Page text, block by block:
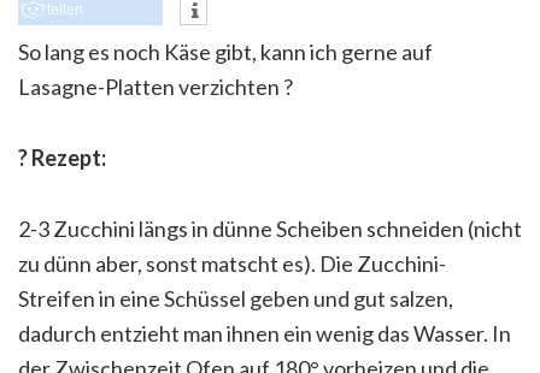
teilen
So lang es noch Käse gibt, kann ich gerne auf
Lasagne-Platten verzichten ?
? Rezept:
2-3 Zucchini längs in dünne Scheiben schneiden (nicht
zu dünn aber, sonst matscht es). Die Zucchini-
Streifen in eine Schüssel geben und gut salzen,
dadurch entzieht man ihnen ein wenig das Wasser. In